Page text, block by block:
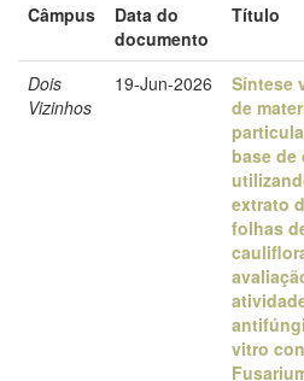
Câmpus
Data do
documento
Título
Dois
Vizinhos
19-Jun-2026
Síntese
de
base de
extrato
folhas
vitro